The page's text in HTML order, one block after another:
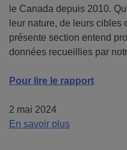
le Canada depuis 2010.
leur nature, de leurs cibles
présente section entend
données recueillies par
Pour lire le rapport
2 mai 2024
En savoir plus